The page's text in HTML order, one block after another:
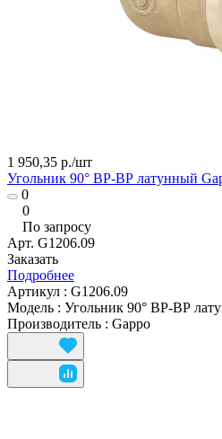
1 950,35 р./шт
Угольник 90° ВР-ВР латунный
0
0
По запросу
Арт. G1206.09
Заказать
Подробнее
Артикул : G1206.09
Модель : Угольник 90° ВР-ВР
Производитель : Gappo